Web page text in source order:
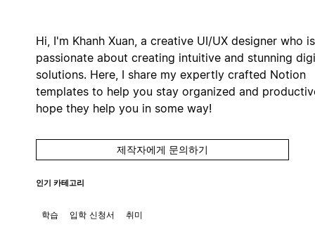
Hi, I'm Khanh Xuan, a creative UI/UX designer who is
passionate about creating intuitive and stunning
solutions. Here, I share my expertly crafted Notion
templates to help you stay organized and
hope they help you in some way!
제작자에게 문의하기
인기 카테고리
학습 입학 신청서 취미